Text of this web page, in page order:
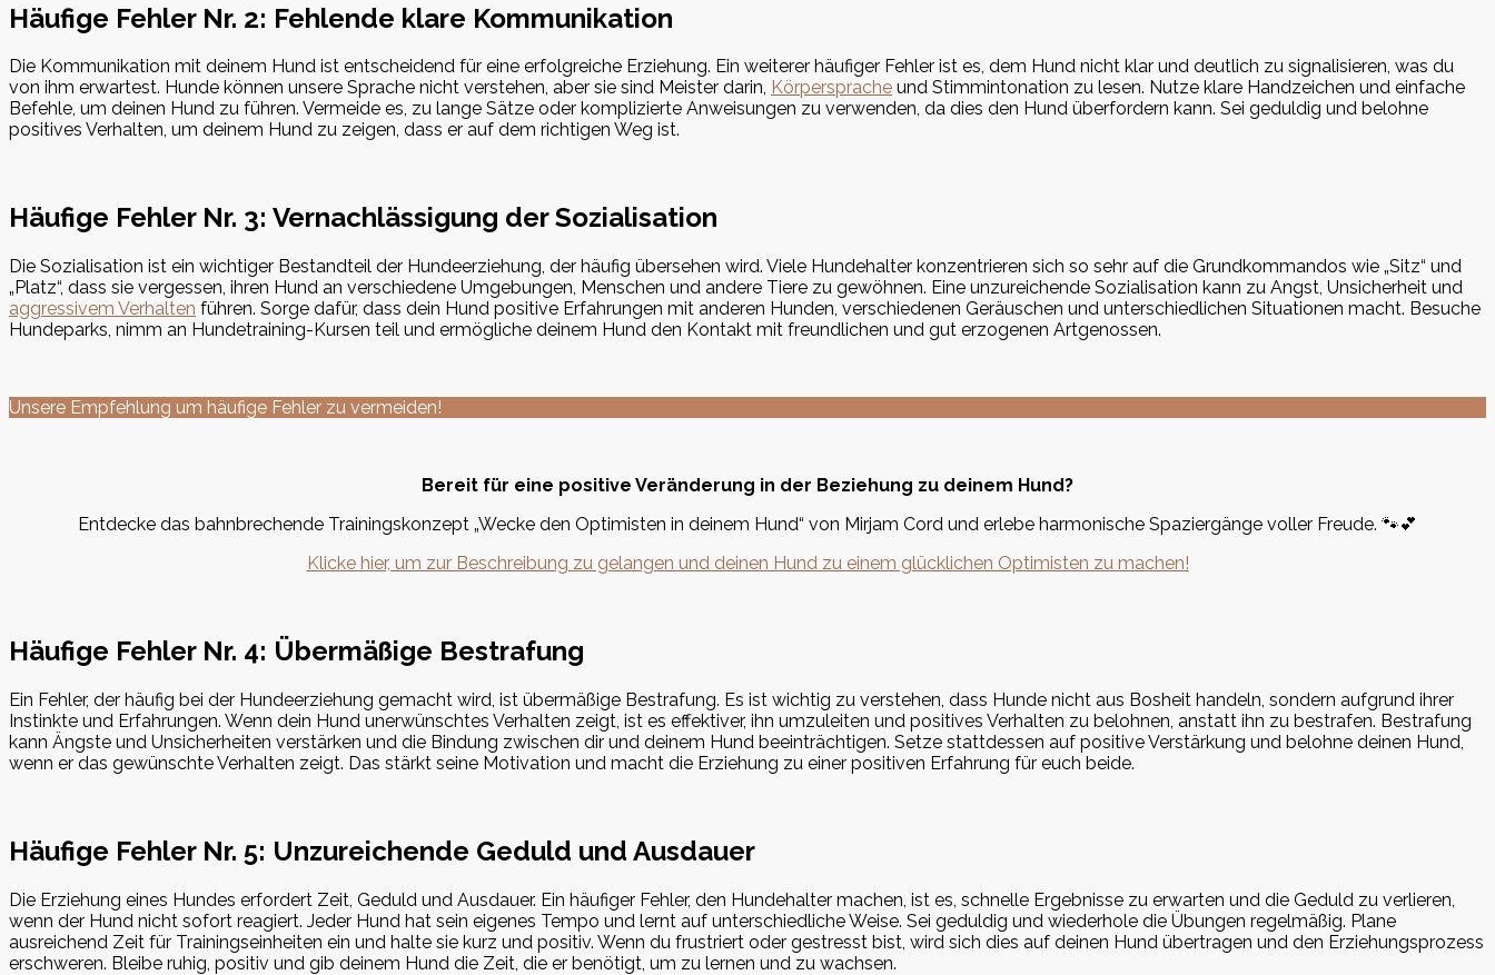
Häufige Fehler Nr. 2: Fehlende klare Kommunikation
Die Kommunikation mit deinem Hund ist entscheidend für eine erfolgreiche Erziehung. Ein weiterer häufiger Fehler ist es, dem Hund nicht klar und deutlich zu signalisieren, was du
von ihm erwartest. Hunde können unsere Sprache nicht verstehen, aber sie sind Meister darin, Körpersprache und Stimmintonation zu lesen. Nutze klare Handzeichen und einfache
Befehle, um deinen Hund zu führen. Vermeide es, zu lange Sätze oder komplizierte Anweisungen zu verwenden, da dies den Hund überfordern kann. Sei geduldig und belohne
positives Verhalten, um deinem Hund zu zeigen, dass er auf dem richtigen Weg ist.
Häufige Fehler Nr. 3: Vernachlässigung der Sozialisation
Die Sozialisation ist ein wichtiger Bestandteil der Hundeerziehung, der häufig übersehen wird. Viele Hundehalter konzentrieren sich so sehr auf die Grundkommandos wie „Sitz“ und
„Platz“, dass sie vergessen, ihren Hund an verschiedene Umgebungen, Menschen und andere Tiere zu gewöhnen. Eine unzureichende Sozialisation kann zu Angst, Unsicherheit und
aggressivem Verhalten führen. Sorge dafür, dass dein Hund positive Erfahrungen mit anderen Hunden, verschiedenen Geräuschen und unterschiedlichen Situationen macht. Besuche
Hundeparks, nimm an Hundetraining-Kursen teil und ermögliche deinem Hund den Kontakt mit freundlichen und gut erzogenen Artgenossen.
Unsere Empfehlung um häufige Fehler zu vermeiden!
Bereit für eine positive Veränderung in der Beziehung zu deinem Hund?
Entdecke das bahnbrechende Trainingskonzept „Wecke den Optimisten in deinem Hund“ von Mirjam Cord und erlebe harmonische Spaziergänge voller Freude. 🐾💕
Klicke hier, um zur Beschreibung zu gelangen und deinen Hund zu einem glücklichen Optimisten zu machen!
Häufige Fehler Nr. 4: Übermäßige Bestrafung
Ein Fehler, der häufig bei der Hundeerziehung gemacht wird, ist übermäßige Bestrafung. Es ist wichtig zu verstehen, dass Hunde nicht aus Bosheit handeln, sondern aufgrund ihrer
Instinkte und Erfahrungen. Wenn dein Hund unerwünschtes Verhalten zeigt, ist es effektiver, ihn umzuleiten und positives Verhalten zu belohnen, anstatt ihn zu bestrafen. Bestrafung
kann Ängste und Unsicherheiten verstärken und die Bindung zwischen dir und deinem Hund beeinträchtigen. Setze stattdessen auf positive Verstärkung und belohne deinen Hund,
wenn er das gewünschte Verhalten zeigt. Das stärkt seine Motivation und macht die Erziehung zu einer positiven Erfahrung für euch beide.
Häufige Fehler Nr. 5: Unzureichende Geduld und Ausdauer
Die Erziehung eines Hundes erfordert Zeit, Geduld und Ausdauer. Ein häufiger Fehler, den Hundehalter machen, ist es, schnelle Ergebnisse zu erwarten und die Geduld zu verlieren,
wenn der Hund nicht sofort reagiert. Jeder Hund hat sein eigenes Tempo und lernt auf unterschiedliche Weise. Sei geduldig und wiederhole die Übungen regelmäßig. Plane
ausreichend Zeit für Trainingseinheiten ein und halte sie kurz und positiv. Wenn du frustriert oder gestresst bist, wird sich dies auf deinen Hund übertragen und den Erziehungsprozess
erschweren. Bleibe ruhig, positiv und gib deinem Hund die Zeit, die er benötigt, um zu lernen und zu wachsen.